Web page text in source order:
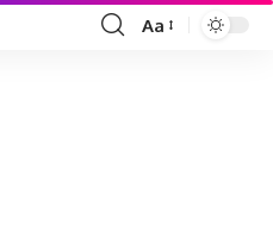
Font
Aa